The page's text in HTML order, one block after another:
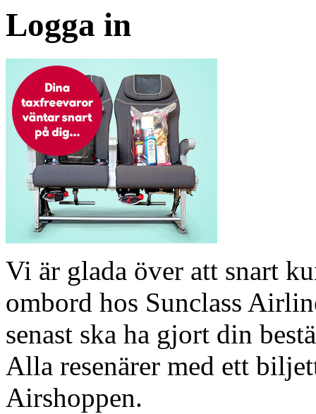
Logga in
Vi är glada över att snart
ombord hos Sunclass
senast ska ha gjort din
Alla resenärer med ett
Airshoppen.